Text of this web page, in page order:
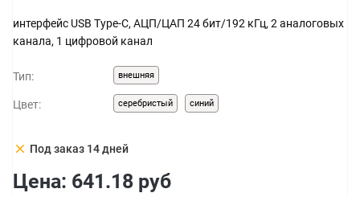
интерфейс USB Type-C, АЦП/ЦАП 24 бит/192 кГц, 2 аналоговых
канала, 1 цифровой канал
Тип: внешняя
Цвет: серебристый синий
clear Под заказ 14 дней
Цена: 641.18 руб